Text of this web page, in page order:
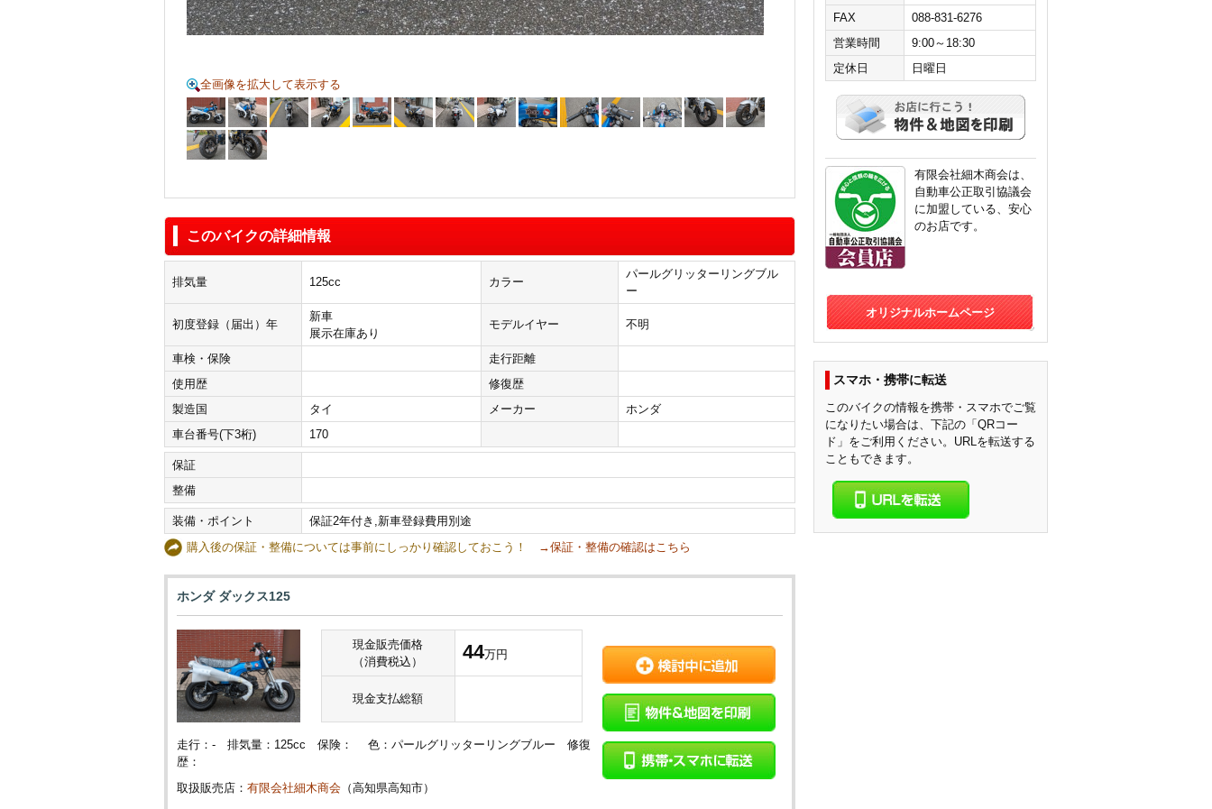
全画像を拡大して表示する
このバイクの詳細情報
排気量 125cc カラー
パールグリッターリングブル
ー
初度登録（届出）年
新車
展示在庫あり
モデルイヤー 不明
車検・保険
走行距離
使用歴
修復歴
製造国
タイ メーカー
ホンダ
車台番号(下3桁)
170
保証
整備
装備・ポイント
保証2年付き,新車登録費用別途
購入後の保証・整備については事前にしっかり確認しておこう！
→保証・整備の確認はこちら
ホンダ ダックス125
現金販売価格
（消費税込）
44万円
現金支払総額
走行：- 排気量：125cc 保険： 色：パールグリッターリングブルー 修復
歴：
取扱販売店： 有限会社細木商会（高知県高知市）
FAX
088-831-6276
営業時間
9:00～18:30
定休日
日曜日
有限会社細木商会は、
自動車公正取引協議会
に加盟している、安心
のお店です。
オリジナルホームページ
スマホ・携帯に転送
このバイクの情報を携帯・スマホでご覧
になりたい場合は、下記の「QRコー
ド」をご利用ください。URLを転送する
こともできます。